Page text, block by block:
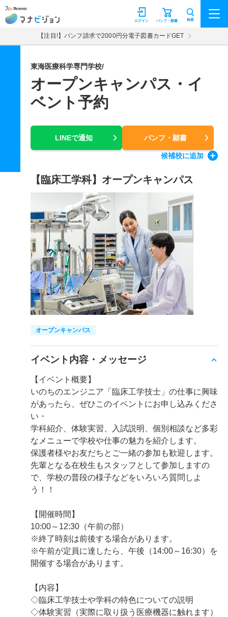
マナビジョン パンフ・願書
ログイン 検索
【注目!】パンフ請求で2000円分電子図書カードGET
東海医療科学専門学校/
オープンキャンパス・イ
ベント予約
LINEで通知 パンフ・願書
候補校に追加
【臨床工学科】オープンキャンパス
オープンキャンパス
イベント内容・メッセージ
【イベント概要】
いのちのエンジニア「臨床工学技士」の仕事に興味
があったら、ぜひこのイベントにお申し込みくださ
い・
学科紹介、体験実習、入試説明、個別相談など多彩
なメニューで学校や仕事の魅力を紹介します。
保護者様やお友だちとご一緒の参加も歓迎します。
先輩となる在校生もスタッフとして参加しますの
で、学校の普段の様子などをいろいろ質問しよ
う！！
【開催時間】
10:00～12:30（午前の部）
※終了時刻は前後する場合があります。
※午前が定員に達したら、午後（14:00～16:30）を
開催する場合があります。
【内容】
◇臨床工学技士や学科の特色についての説明
◇体験実習（実際に取り扱う医療機器に触れます）